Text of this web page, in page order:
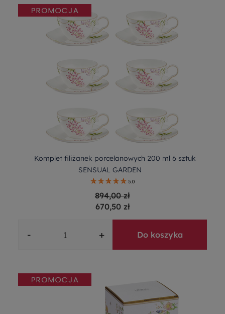
Komplet filiżanek porcelanowych 200 ml 6 sztuk
SENSUAL GARDEN
5.0
894,00 zł
670,50 zł
- + Do koszyka